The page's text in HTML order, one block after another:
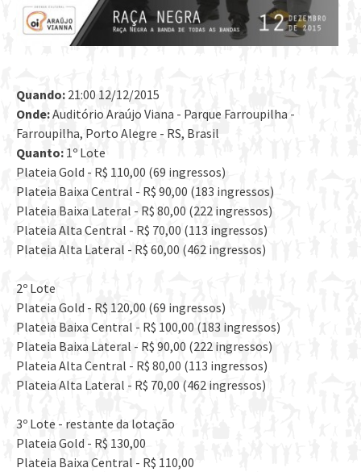
Quando: 21:00 12/12/2015
Onde:Auditório Araújo Viana - Parque Farroupilha -
Farroupilha, Porto Alegre - RS, Brasil
Quanto: 1º Lote
Plateia Gold - R$ 110,00 (69 ingressos)
Plateia Baixa Central - R$ 90,00 (183 ingressos)
Plateia Baixa Lateral - R$ 80,00 (222 ingressos)
Plateia Alta Central - R$ 70,00 (113 ingressos)
Plateia Alta Lateral - R$ 60,00 (462 ingressos)
2º Lote
Plateia Gold - R$ 120,00 (69 ingressos)
Plateia Baixa Central - R$ 100,00 (183 ingressos)
Plateia Baixa Lateral - R$ 90,00 (222 ingressos)
Plateia Alta Central - R$ 80,00 (113 ingressos)
Plateia Alta Lateral - R$ 70,00 (462 ingressos)
3º Lote - restante da lotação
Plateia Gold - R$ 130,00
Plateia Baixa Central - R$ 110,00